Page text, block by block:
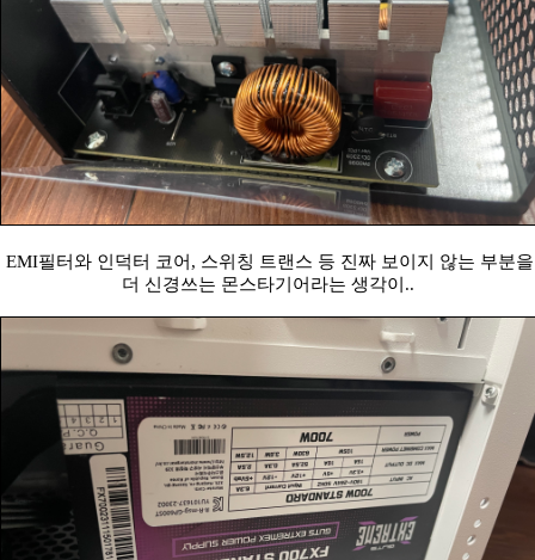
EMI필터와 인덕터 코어, 스위칭 트랜스 등 진짜 보이지 않는 부분을
더 신경쓰는 몬스타기어라는 생각이..